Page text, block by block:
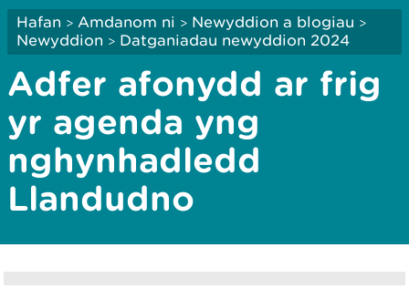
Hafan > Amdanom ni > Newyddion a blogiau >
Newyddion > Datganiadau newyddion 2024
Adfer afonydd ar frig
yr agenda yng
nghynhadledd
Llandudno